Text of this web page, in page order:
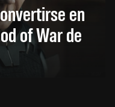
en
of War de